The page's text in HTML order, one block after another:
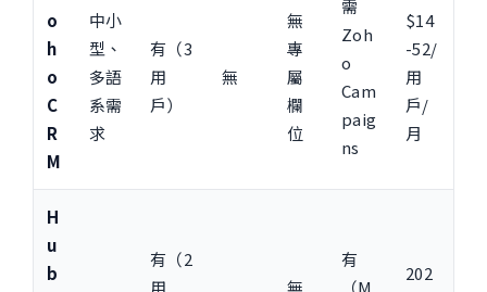
o
h
o
C
R
M
中小
型、
多語
系需
求
有（3
用
戶）
無
無
專
屬
欄
位
需
Zoh
o
Cam
paig
ns
$14
-52/
用
戶/
月
H
u
b
有（2
用
無
有
（M
202